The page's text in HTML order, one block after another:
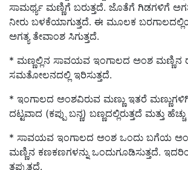
ಸಾಮರ್ಥ್ಯ ಮಣ್ಣಿಗೆ ಬರುತ್ತದೆ. ಜೊತೆಗೆ ಗಿಡಗಳಿಗೆ
ನೀರು ಬಳಕೆಯಾಗುತ್ತದೆ. ಈ ಮೂಲಕ
ಅಗತ್ಯ ತೇವಾಂಶ ಸಿಗುತ್ತದೆ.
* ಮಣ್ಣಲ್ಲಿನ ಸಾವಯವ ಇಂಗಾಲದ ಅಂಶ ಮಣ್ಣಿನ
ಸಮತೋಲನದಲ್ಲಿ ಇರಿಸುತ್ತದೆ.
* ಇಂಗಾಲದ ಅಂಶವಿರುವ ಮಣ್ಣು ಇತರೆ
ದಟ್ಟವಾದ (ಕಪ್ಪು ಬನ್ಣ) ಬಣ್ಣದಲ್ಲಿರುತ್ತದೆ ಮತ್ತು
* ಸಾವಯವ ಇಂಗಾಲದ ಅಂಶ ಒಂದು ಬಗೆಯ
ಮಣ್ಣಿನ ಕಣಕಣಗಳನ್ನು ಒಂದುಗೂಡಿಸುತ್ತದೆ.
ತಪ್ಪುತ್ತದೆ.